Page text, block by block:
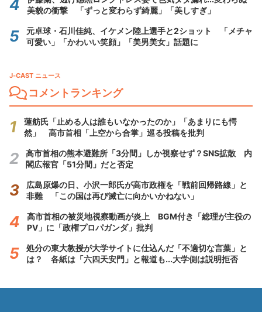
美貌の衝撃 「ずっと変わらず綺麗」「美しすぎ」
元卓球・石川佳純、イケメン陸上選手と2ショット 「メチャ
可愛い」「かわいい笑顔」「美男美女」話題に
J-CAST ニュース
コメントランキング
蓮舫氏「止める人は誰もいなかったのか」「あまりにも愕
然」 高市首相「上空から合掌」巡る投稿を批判
高市首相の熊本避難所「3分間」しか視察せず？SNS拡散 内
閣広報官「51分間」だと否定
広島原爆の日、小沢一郎氏が高市政権を「戦前回帰路線」と
非難 「この国は再び滅亡に向かいかねない」
高市首相の被災地視察動画が炎上 BGM付き「総理が主役の
PV」に「政権プロパガンダ」批判
処分の東大教授が大学サイトに仕込んだ「不適切な言葉」と
は？ 各紙は「六四天安門」と報道も...大学側は説明拒否